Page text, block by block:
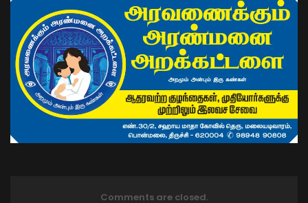
Comments are closed.